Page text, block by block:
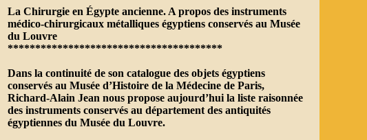
La Chirurgie en Égypte ancienne. A propos des instruments
médico-chirurgicaux métalliques égyptiens conservés au Musée
du Louvre
***************************************
Dans la continuité de son catalogue des objets égyptiens
conservés au Musée d’Histoire de la Médecine de Paris,
Richard-Alain Jean nous propose aujourd’hui la liste raisonnée
des instruments conservés au département des antiquités
égyptiennes du Musée du Louvre.